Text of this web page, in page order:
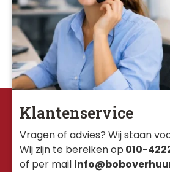
Klantenservice
Vragen of advies? Wij staan
Wij zijn te bereiken op 010-
of per mail